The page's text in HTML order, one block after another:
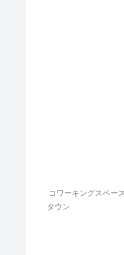
コワーキングスペー
タウン